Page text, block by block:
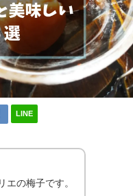
LINE
エの梅子です。